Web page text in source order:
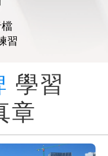
習
學習
章